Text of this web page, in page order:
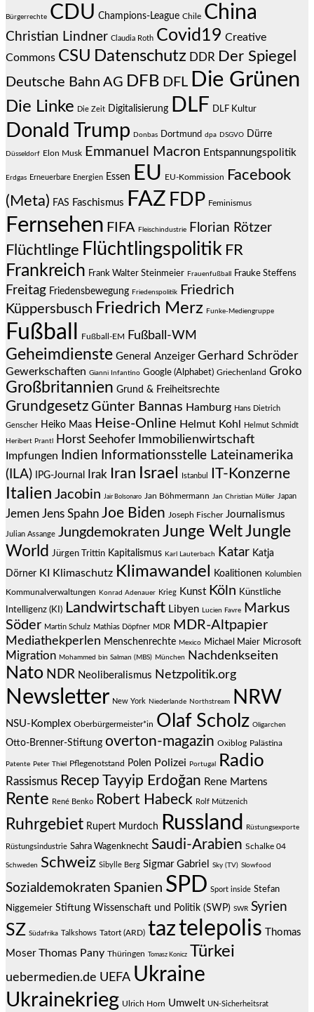
Bürgerrechte CDU Champions-League Chile China
Christian Lindner Claudia Roth Covid19 Creative
Commons CSU Datenschutz DDR Der Spiegel
Deutsche Bahn AG DFB DFL Die Grünen
Die Linke Die Zeit Digitalisierung DLF DLF Kultur
Donald Trump Donbas Dortmund dpa DSGVO Dürre
Düsseldorf Elon Musk Emmanuel Macron Entspannungspolitik
Erdgas Erneuerbare Energien Essen EU EU-Kommission
Facebook
(Meta) FAS Faschismus FAZ FDP Feminismus
Fernsehen FIFA Fleischindustrie Florian Rötzer
Flüchtlinge Flüchtlingspolitik FR
Frankreich Frank Walter Steinmeier Frauenfußball Frauke Steffens
Freitag Friedensbewegung Friedenspolitik
Friedrich
Küppersbusch Friedrich Merz Funke-Mediengruppe
Fußball Fußball-EM Fußball-WM
Geheimdienste General Anzeiger Gerhard Schröder
Gewerkschaften Gianni Infantino Google (Alphabet) Griechenland Groko
Großbritannien Grund & Freiheitsrechte
Grundgesetz Günter Bannas Hamburg Hans Dietrich
Genscher Heiko Maas Heise-Online Helmut Kohl Helmut Schmidt
Heribert Prantl Horst Seehofer Immobilienwirtschaft
Impfungen Indien Informationsstelle Lateinamerika
(ILA)
IPG-Journal Irak Iran Israel Istanbul IT-Konzerne
Italien Jacobin Jair Bolsonaro Jan Böhmermann Jan Christian Müller Japan
Jemen Jens Spahn Joe Biden Joseph Fischer Journalismus
Julian Assange Jungdemokraten Junge WeltJungle
World Jürgen Trittin Kapitalismus Karl Lauterbach Katar Katja
Dörner KI Klimaschutz Klimawandel Koalitionen Kolumbien
Kommunalverwaltungen Konrad Adenauer Krieg Kunst Köln Künstliche
Intelligenz (KI) Landwirtschaft Libyen Lucien Favre
Markus
Söder Martin Schulz Mathias Döpfner MDR MDR-Altpapier
Mediathekperlen Menschenrechte Mexico Michael Maier Microsoft
Migration Mohammed bin Salman (MBS) München Nachdenkseiten
Nato NDR Neoliberalismus Netzpolitik.org
Newsletter New York Niederlande Northstream NRW
NSU-Komplex Oberbürgermeister*in Olaf Scholz Oligarchen
Otto-Brenner-Stiftung overton-magazin Oxiblog Palästina
Patente Peter Thiel Pflegenotstand Polen Polizei Portugal Radio
Rassismus Recep Tayyip Erdoğan Rene Martens
Rente René Benko Robert Habeck Rolf Mützenich
Ruhrgebiet Rupert Murdoch Russland Rüstungsexporte
Rüstungsindustrie Sahra Wagenknecht Saudi-Arabien Schalke 04
Schweden Schweiz Sibylle Berg Sigmar Gabriel Sky (TV) Slowfood
Sozialdemokraten Spanien SPD Sport inside Stefan
Niggemeier Stiftung Wissenschaft und Politik (SWP) SWR Syrien
SZ Südafrika Talkshows Tatort (ARD) taztelepolis
Thomas
Moser Thomas Pany Thüringen Tomasz Konicz Türkei
uebermedien.de UEFA Ukraine
Ukrainekrieg Ulrich Horn Umwelt UN-Sicherheitsrat